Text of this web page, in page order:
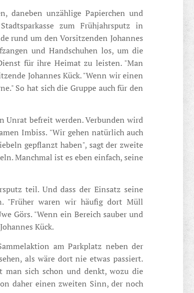
daneben unzählige Papierchen und
zum Frühjahrsputz in
rund um den Vorsitzenden Johannes
und Handschuhen los, um die
für ihre Heimat zu leisten. "Man
Johannes Kück. "Wenn wir einen
So hat sich die Gruppe auch für den
Unrat befreit werden. Verbunden wird
Imbiss. "Wir gehen natürlich auch
gepflanzt haben", sagt der zweite
Manchmal ist es eben einfach, seine
teil. Und dass der Einsatz seine
"Früher waren wir häufig dort Müll
Görs. "Wenn ein Bereich sauber und
Kück.
am Parkplatz neben der
als wäre dort nie etwas passiert.
man sich schon und denkt, wozu die
daher einen zweiten Sinn, der noch